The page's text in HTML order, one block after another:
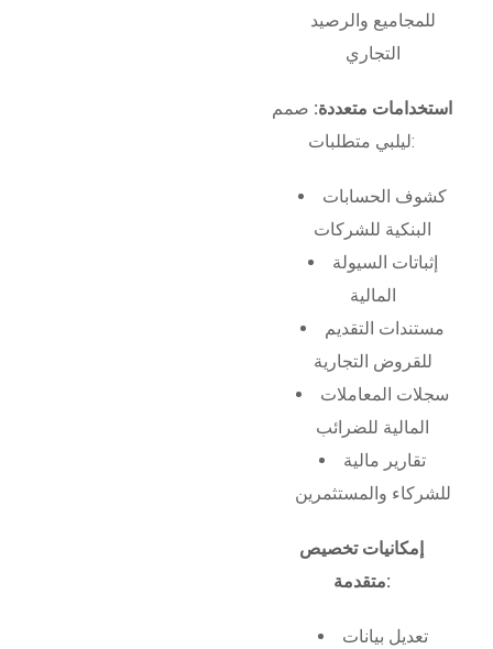
للمجاميع والرصيد
التجاري
استخدامات متعددة: صمم
ليلبي متطلبات:
كشوف الحسابات
البنكية للشركات
إثباتات السيولة
المالية
مستندات التقديم
للقروض التجارية
سجلات المعاملات
المالية للضرائب
تقارير مالية
للشركاء والمستثمرين
إمكانيات تخصيص
متقدمة:
تعديل بيانات